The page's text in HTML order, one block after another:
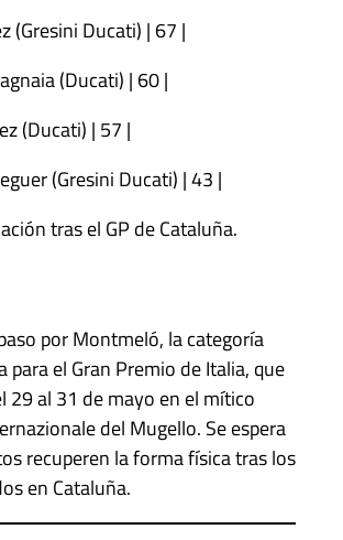
(Gresini Ducati) | 67 |
(Ducati) | 60 |
(Ducati) | 57 |
(Gresini Ducati) | 43 |
tras el GP de Cataluña.
por Montmeló, la categoría
para el Gran Premio de Italia, que
29 al 31 de mayo en el mítico
del Mugello. Se espera
recuperen la forma física tras los
en Cataluña.